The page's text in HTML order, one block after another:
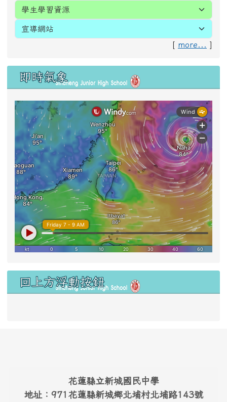
[ more... ]
即時氣象
右邊區域內容
回上方浮動按鈕
花蓮縣立新城國民中學
地址：971花蓮縣新城鄉北埔村北埔路143號